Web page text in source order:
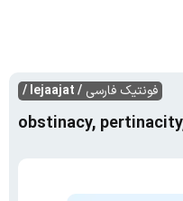
فونتیک فارسی / lejaajat /
obstinacy,